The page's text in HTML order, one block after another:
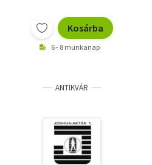
Kosárba
6 - 8 munkanap
ANTIKVÁR